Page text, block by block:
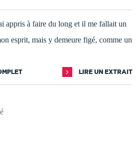
appris à faire du long et il me fallait un
esprit, mais y demeure figé, comme un
LIRE UN EXTRAIT